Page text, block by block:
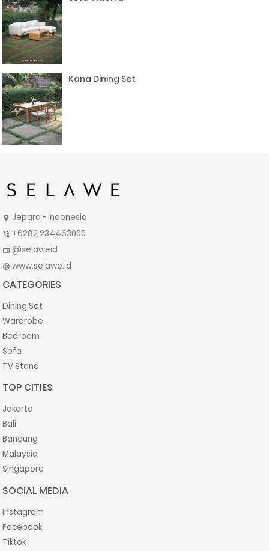
Kana Dining Set
location_on Jepara - Indonesia
phone_in_talk +6282 234463000
web @selaweid
language www.selawe.id
CATEGORIES
Dining Set
Wardrobe
Bedroom
Sofa
TV Stand
TOP CITIES
Jakarta
Bali
Bandung
Malaysia
Singapore
SOCIAL MEDIA
Instagram
Facebook
Tiktok